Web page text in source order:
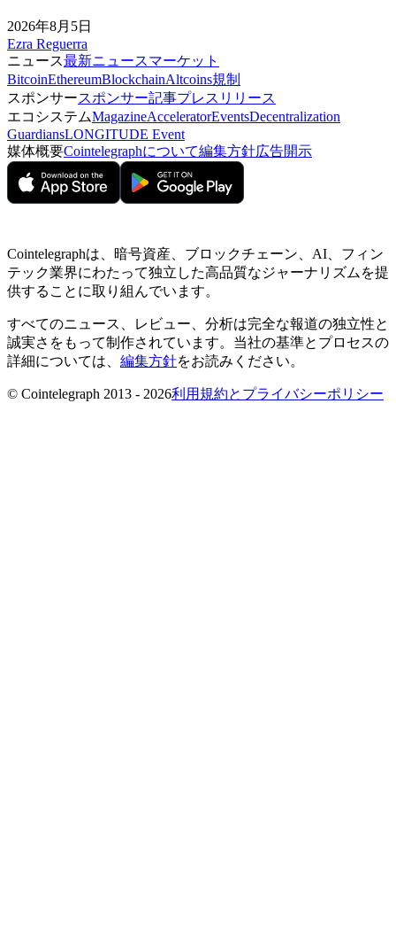
2026年8月5日
Ezra Reguerra
ニュース最新ニュースマーケット
BitcoinEthereumBlockchainAltcoins規制
スポンサースポンサー記事プレスリリース
エコシステムMagazineAcceleratorEventsDecentralization
GuardiansLONGITUDE Event
媒体概要Cointelegraphについて編集方針広告開示
Cointelegraphは、暗号資産、ブロックチェーン、AI、フィン
テック業界にわたって独立した高品質なジャーナリズムを提
供することに取り組んでいます。
すべてのニュース、レビュー、分析は完全な報道の独立性と
誠実さをもって制作されています。当社の基準とプロセスの
詳細については、 編集方針をお読みください。
© Cointelegraph 2013 - 2026利用規約とプライバシーポリシー